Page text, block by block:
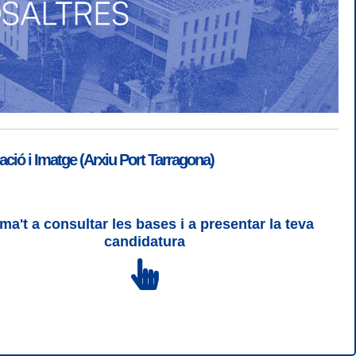
| Desconnectar
| CSS 3 | WCAG 2 i WW3C
i Imatge (Arxiu Port Tarragona)
a consultar les bases i a presentar la teva
candidatura